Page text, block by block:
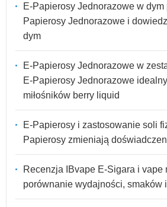
E-Papierosy Jednorazowe w
Papierosy Jednorazowe i
dym
E-Papierosy Jednorazowe w
E-Papierosy Jednorazowe
miłośników berry liquid
E-Papierosy i zastosowanie soli
Papierosy zmieniają
Recenzja IBvape E-Sigara i vape
porównanie wydajności, smaków